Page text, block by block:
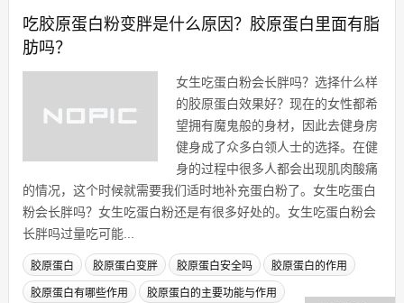
吃胶原蛋白粉变胖是什么原因？胶原蛋白里面有脂
肪吗？
女生吃蛋白粉会长胖吗？选择什么样
的胶原蛋白效果好？现在的女性都希
望拥有魔鬼般的身材，因此去健身房
健身成了众多白领人士的选择。在健
身的过程中很多人都会出现肌肉酸痛
的情况，这个时候就需要我们适时地补充蛋白粉了。女生吃蛋白
粉会长胖吗？女生吃蛋白粉还是有很多好处的。女生吃蛋白粉会
长胖吗过量吃可能...
胶原蛋白 胶原蛋白变胖 胶原蛋白安全吗 胶原蛋白的作用
胶原蛋白有哪些作用 胶原蛋白的主要功能与作用